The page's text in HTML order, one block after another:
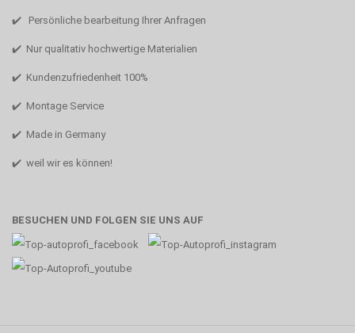
✔️ Persönliche bearbeitung Ihrer Anfragen
✔️ Nur qualitativ hochwertige Materialien
✔️ Kundenzufriedenheit 100%
✔️ Montage Service
✔️ Made in Germany
✔️ weil wir es können!
BESUCHEN UND FOLGEN SIE UNS AUF